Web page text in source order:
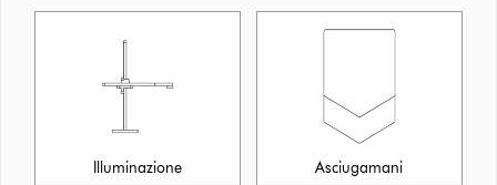
Illuminazione Asciugamani